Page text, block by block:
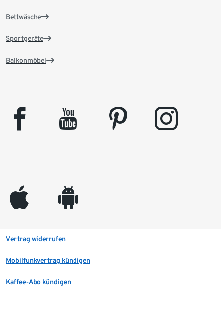
Bettwäsche
Sportgeräte
Balkonmöbel
facebook youtube pinterest instagram
appleinc android
Vertrag widerrufen
Mobilfunkvertrag kündigen
Kaffee-Abo kündigen